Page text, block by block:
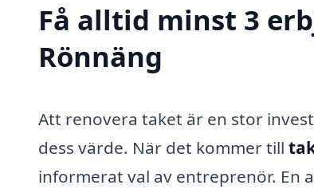
Få alltid minst 3
Rönnäng
Att renovera taket är en stor
dess värde. När det kommer till
informerat val av entreprenör. En